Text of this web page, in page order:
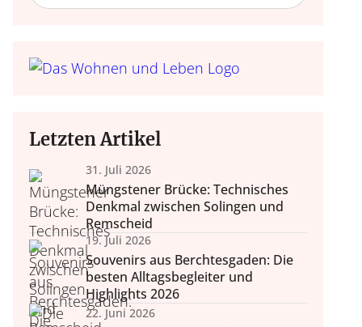
Raumgestaltung,
Letzten Artikel
31. Juli 2026
Müngstener Brücke: Technisches
Denkmal zwischen Solingen und
Remscheid
19. Juli 2026
Souvenirs aus Berchtesgaden: Die
besten Alltagsbegleiter und
Highlights 2026
22. Juni 2026